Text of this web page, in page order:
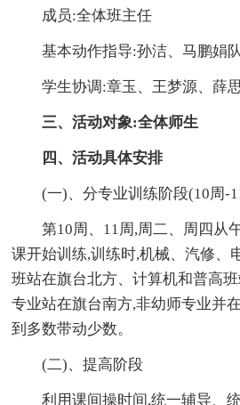
成员:全体班主任
基本动作指导:孙洁、马鹏娟
学生协调:章玉、王梦源、薛
三、活动对象:全体师生
四、活动具体安排
(一)、分专业训练阶段(10周-
第10周、11周,周二、周四从
课开始训练,训练时,机械、汽修、
班站在旗台北方、计算机和普高
专业站在旗台南方,非幼师专业并
到多数带动少数。
(二)、提高阶段
利用课间操时间,统一辅导、统